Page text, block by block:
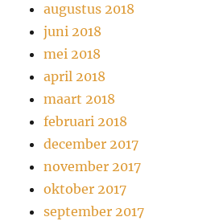
augustus 2018
juni 2018
mei 2018
april 2018
maart 2018
februari 2018
december 2017
november 2017
oktober 2017
september 2017